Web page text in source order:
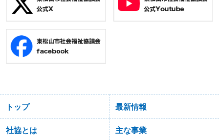
トップ 最新情報
社協とは 主な事業